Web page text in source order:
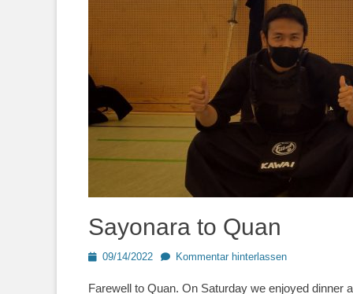
Sayonara to Quan
Posted09/14/2022 Kommentar hinterlassen
Farewell to Quan. On Saturday we enjoyed dinner